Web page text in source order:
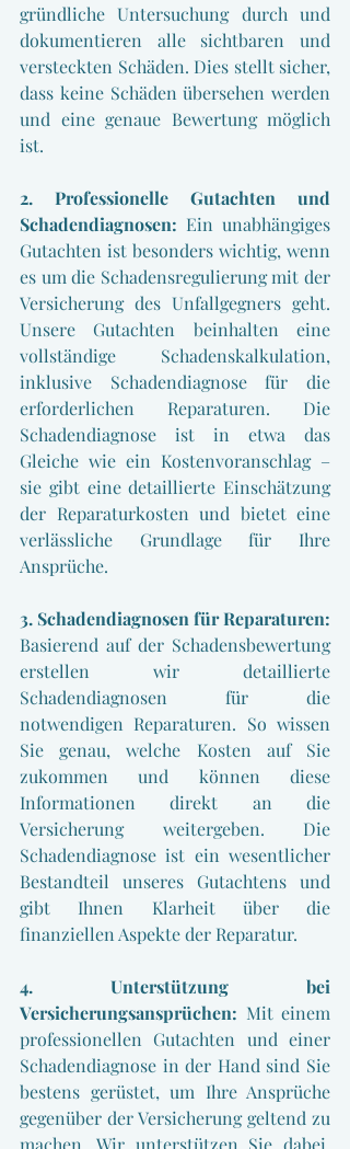
gründliche Untersuchung durch und
dokumentieren alle sichtbaren und
versteckten Schäden. Dies stellt sicher,
dass keine Schäden übersehen werden
und eine genaue Bewertung möglich
ist.
2. Professionelle Gutachten und
Schadendiagnosen: Ein unabhängiges
Gutachten ist besonders wichtig, wenn
es um die Schadensregulierung mit der
Versicherung des Unfallgegners geht.
Unsere Gutachten beinhalten eine
vollständige Schadenskalkulation,
inklusive Schadendiagnose für die
erforderlichen Reparaturen. Die
Schadendiagnose ist in etwa das
Gleiche wie ein Kostenvoranschlag –
sie gibt eine detaillierte Einschätzung
der Reparaturkosten und bietet eine
verlässliche Grundlage für Ihre
Ansprüche.
3. Schadendiagnosen für Reparaturen:
Basierend auf der Schadensbewertung
erstellen wir detaillierte
Schadendiagnosen für die
notwendigen Reparaturen. So wissen
Sie genau, welche Kosten auf Sie
zukommen und können diese
Informationen direkt an die
Versicherung weitergeben. Die
Schadendiagnose ist ein wesentlicher
Bestandteil unseres Gutachtens und
gibt Ihnen Klarheit über die
finanziellen Aspekte der Reparatur.
4. Unterstützung bei
Versicherungsansprüchen: Mit einem
professionellen Gutachten und einer
Schadendiagnose in der Hand sind Sie
bestens gerüstet, um Ihre Ansprüche
gegenüber der Versicherung geltend zu
machen. Wir unterstützen Sie dabei,